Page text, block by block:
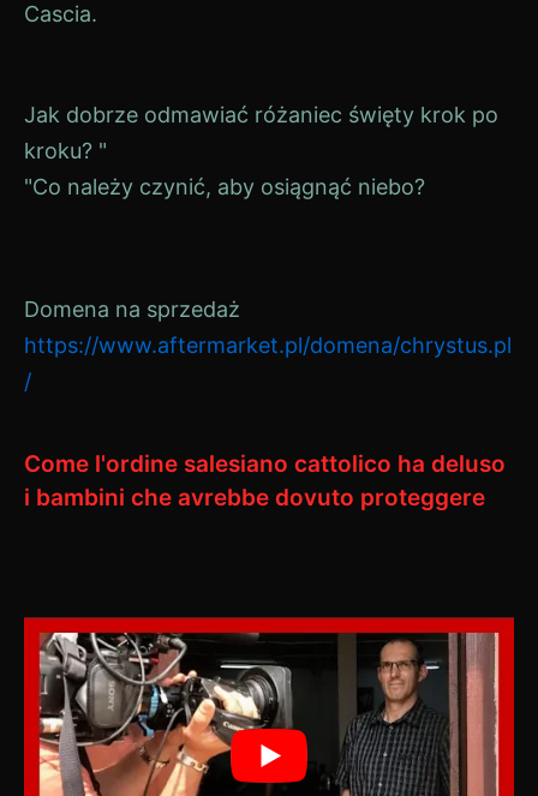
Cascia.
Navigazione
articoli
Jak dobrze odmawiać różaniec święty krok po
kroku? "
"Co należy czynić, aby osiągnąć niebo?
Domena na sprzedaż
https://www.aftermarket.pl/domena/chrystus.pl
/
Come l'ordine salesiano cattolico ha deluso
i bambini che avrebbe dovuto proteggere